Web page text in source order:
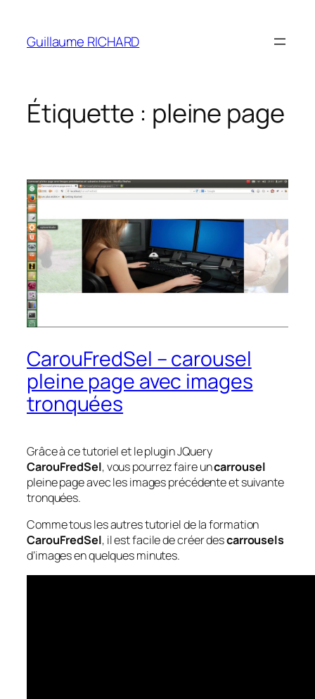
contenu
Guillaume RICHARD
Étiquette : pleine page
CarouFredSel – carousel
pleine page avec images
tronquées
Grâce à ce tutoriel et le plugin JQuery
CarouFredSel, vous pourrez faire uncarrousel
pleine page avec les images précédente et suivante
tronquées.
Comme tous les autres tutoriel de la formation
CarouFredSel, il est facile de créer descarrousels
d’images en quelques minutes.